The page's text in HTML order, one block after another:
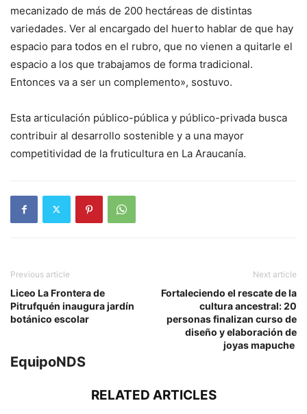
mecanizado de más de 200 hectáreas de distintas
variedades. Ver al encargado del huerto hablar de que hay
espacio para todos en el rubro, que no vienen a quitarle el
espacio a los que trabajamos de forma tradicional.
Entonces va a ser un complemento», sostuvo.
Esta articulación público-pública y público-privada busca
contribuir al desarrollo sostenible y a una mayor
competitividad de la fruticultura en La Araucanía.
Previous article
Liceo La Frontera de
Pitrufquén inaugura jardín
botánico escolar
Next article
Fortaleciendo el rescate de la
cultura ancestral: 20
personas finalizan curso de
diseño y elaboración de
joyas mapuche
EquipoNDS
RELATED ARTICLES